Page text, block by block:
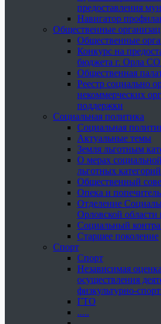
предоставления
Навигатор
Общественные
Общественные
Конкурс на
бюджета г. Орла
Общественная
Реестр социально
некоммерческих
поддержки
Социальная политика
Социальная
Актуальные темы
Земля льготным
О мерах
льготных
Общественный
Опека и
Отделение
Орловской
Социальный
Старшее поколение
Спорт
Спорт
Независимая
осуществления
физкультурно-
ГТО
.....